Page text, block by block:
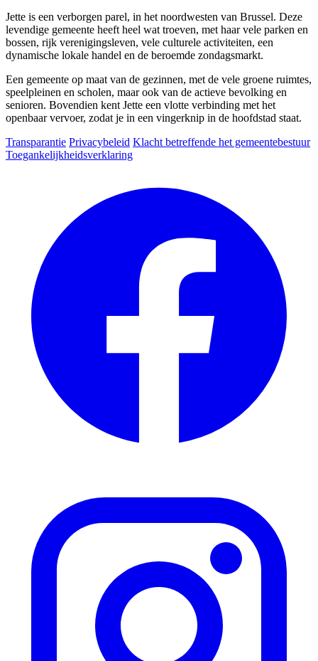
Jette is een verborgen parel, in het noordwesten van Brussel. Deze
levendige gemeente heeft heel wat troeven, met haar vele parken en
bossen, rijk verenigingsleven, vele culturele activiteiten, een
dynamische lokale handel en de beroemde zondagsmarkt.
Een gemeente op maat van de gezinnen, met de vele groene ruimtes,
speelpleinen en scholen, maar ook van de actieve bevolking en
senioren. Bovendien kent Jette een vlotte verbinding met het
openbaar vervoer, zodat je in een vingerknip in de hoofdstad staat.
Transparantie Privacybeleid Klacht betreffende het gemeentebestuur
Toegankelijkheidsverklaring